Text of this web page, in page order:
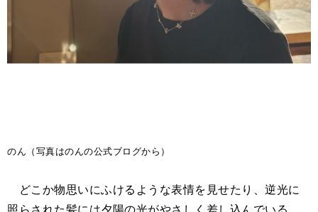
のん（写真はのんの公式ブログから）
どこか物思いにふけるような表情を見せたり、逆光に